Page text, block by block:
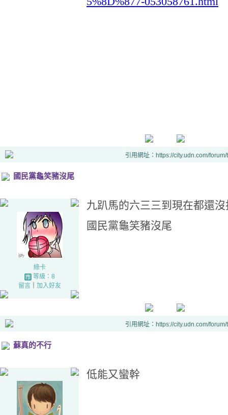
引用網址：https://city.udn.com/
國民黨龜笑豬沒尾
綠卡
等級：8
留言｜ 加入好友
九趴馬的六三三到現在都還沒
國民黨龜笑豬沒尾
引用網址：https://city.udn.com/
蘇真的不行
低能又蠻幹